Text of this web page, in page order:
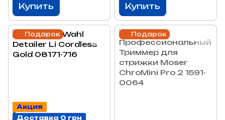
Купить Купить
Подарок
Акция
Доставка 0 грн
Подарок